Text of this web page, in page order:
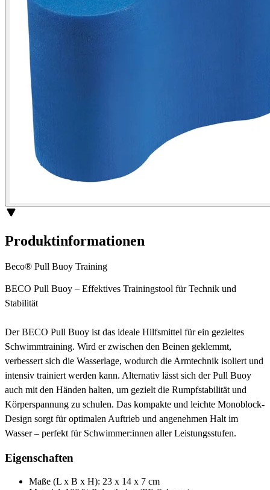
Produktinformationen
Beco® Pull Buoy Training
BECO Pull Buoy – Effektives Trainingstool für Technik und
Stabilität
Der BECO Pull Buoy ist das ideale Hilfsmittel für ein gezieltes
Schwimmtraining. Wird er zwischen den Beinen geklemmt,
verbessert sich die Wasserlage, wodurch die Armtechnik isoliert und
intensiv trainiert werden kann. Alternativ lässt sich der Pull Buoy
auch mit den Händen halten, um gezielt die Rumpfstabilität und
Körperspannung zu schulen. Das kompakte und leichte Monoblock-
Design sorgt für optimalen Auftrieb und angenehmen Halt im
Wasser – perfekt für Schwimmer:innen aller Leistungsstufen.
Eigenschaften
Maße (L x B x H): 23 x 14 x 7 cm